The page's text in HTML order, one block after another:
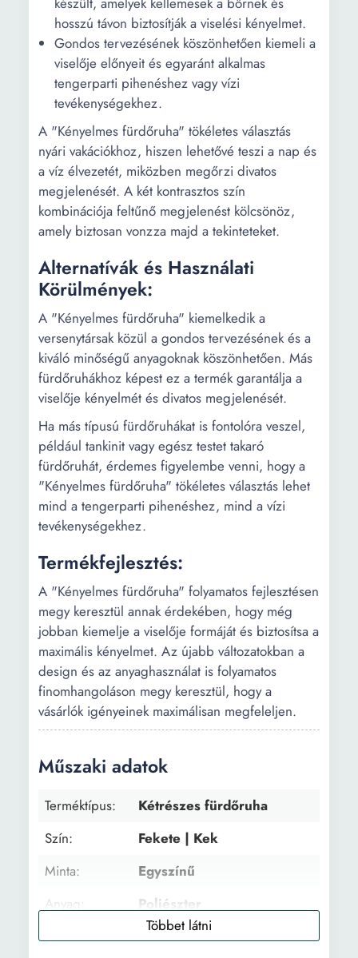
hosszú távon biztosítják a viselési kényelmet.
Gondos tervezésének köszönhetően kiemeli a
viselője előnyeit és egyaránt alkalmas
tengerparti pihenéshez vagy vízi
tevékenységekhez.
A "Kényelmes fürdőruha" tökéletes választás
nyári vakációkhoz, hiszen lehetővé teszi a nap és
a víz élvezetét, miközben megőrzi divatos
megjelenését. A két kontrasztos szín
kombinációja feltűnő megjelenést kölcsönöz,
amely biztosan vonzza majd a tekinteteket.
Alternatívák és Használati
Körülmények:
A "Kényelmes fürdőruha" kiemelkedik a
versenytársak közül a gondos tervezésének és a
kiváló minőségű anyagoknak köszönhetően. Más
fürdőruhákhoz képest ez a termék garantálja a
viselője kényelmét és divatos megjelenését.
Ha más típusú fürdőruhákat is fontolóra veszel,
például tankinit vagy egész testet takaró
fürdőruhát, érdemes figyelembe venni, hogy a
"Kényelmes fürdőruha" tökéletes választás lehet
mind a tengerparti pihenéshez, mind a vízi
tevékenységekhez.
Termékfejlesztés:
A "Kényelmes fürdőruha" folyamatos fejlesztésen
megy keresztül annak érdekében, hogy még
jobban kiemelje a viselője formáját és biztosítsa a
maximális kényelmet. Az újabb változatokban a
design és az anyaghasználat is folyamatos
finomhangoláson megy keresztül, hogy a
vásárlók igényeinek maximálisan megfeleljen.
Műszaki adatok
Terméktípus:
Kétrészes fürdőruha
Szín:
Fekete | Kek
Minta:
Egyszínű
Anyag:
Poliészter
Részletek:
Comfort fit